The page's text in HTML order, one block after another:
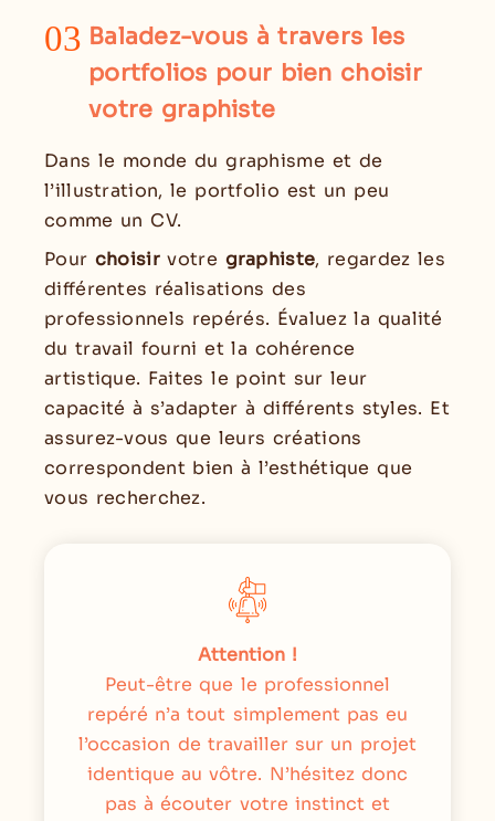
03 Baladez-vous à travers les
portfolios pour bien choisir
votre graphiste
Dans le monde du graphisme et de
l’illustration, le portfolio est un peu
comme un CV.
Pour choisirvotre graphiste, regardez les
différentes réalisations des
professionnels repérés. Évaluez la qualité
du travail fourni et la cohérence
artistique. Faites le point sur leur
capacité à s’adapter à différents styles. Et
assurez-vous que leurs créations
correspondent bien à l’esthétique que
vous recherchez.
Attention !
Peut-être que le professionnel
repéré n’a tout simplement pas eu
l’occasion de travailler sur un projet
identique au vôtre. N’hésitez donc
pas à écouter votre instinct et